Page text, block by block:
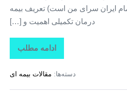
ایران سرای من است) تعریف بیمه
درمان تکمیلی اهمیت و […]
ادامه مطلب
تاراز
بیمه
بیمه
درمان
دسته‌ها: مقالات بیمه ای